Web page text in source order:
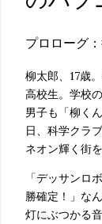
プロローグ
柳太郎、17歳
高校生。学校
男子も「柳く
日、科学クラ
ネオン輝く街
「デッサンロ
勝確定！」な
灯にぶつかる